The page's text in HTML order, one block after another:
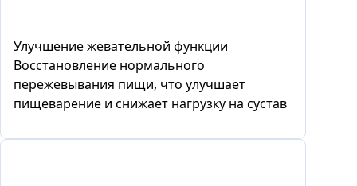
Улучшение жевательной функции
Восстановление нормального
пережевывания пищи, что улучшает
пищеварение и снижает нагрузку на сустав